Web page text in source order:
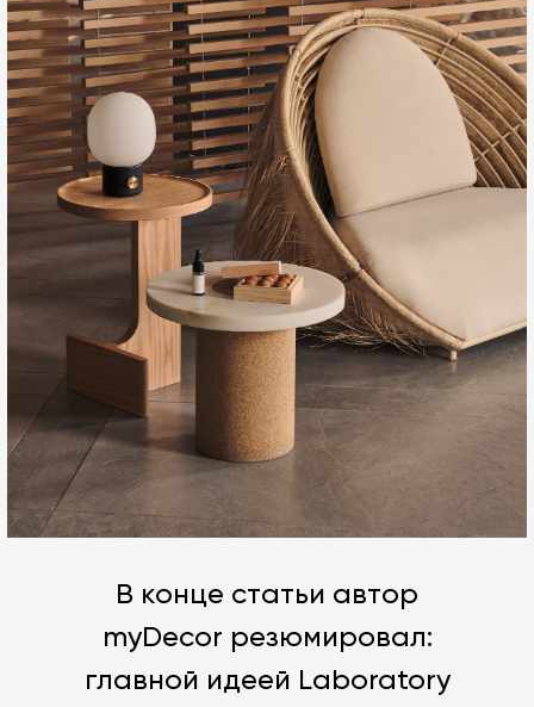
В конце статьи автор
myDecor резюмировал:
главной идеей Laboratory